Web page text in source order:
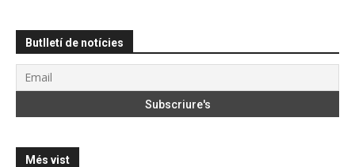
Butlletí de notícies
Més vist